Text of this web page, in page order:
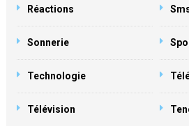
Réactions
Sonnerie
Technologie
Télévision